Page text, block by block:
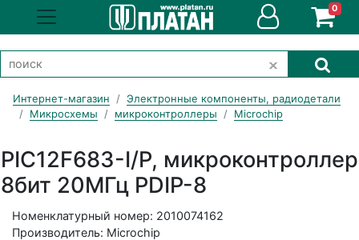
0
Интернет-магазин
Электронные компоненты, радиодетали
Микросхемы
микроконтроллеры Microchip
PIC12F683-I/P, микроконтроллер
8бит 20МГц PDIP-8
Номенклатурный номер: 2010074162
Производитель: Microchip